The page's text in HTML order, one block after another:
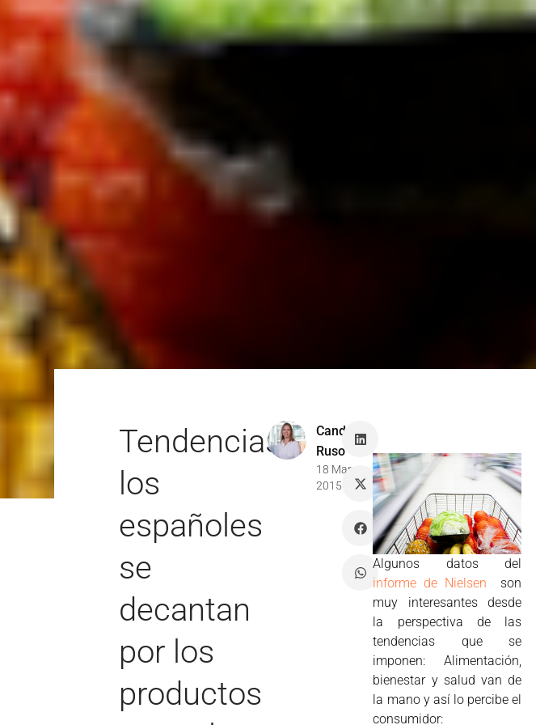
Tendencias:
los
españoles
se
decantan
por los
productos
Candela
Ruso
18 Mar
2015
Algunos datos del
informe de Nielsen
son
muy interesantes desde
la perspectiva de las
tendencias que se
imponen: Alimentación,
bienestar y salud van de
la mano y así lo percibe el
consumidor: